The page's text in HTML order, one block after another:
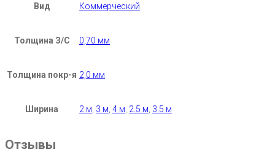
Вид Коммерческий
Толщина З/С 0,70 мм
Толщина покр-я 2,0 мм
Ширина 2 м 3 м 4 м 2.5 м 3.5 м
Отзывы